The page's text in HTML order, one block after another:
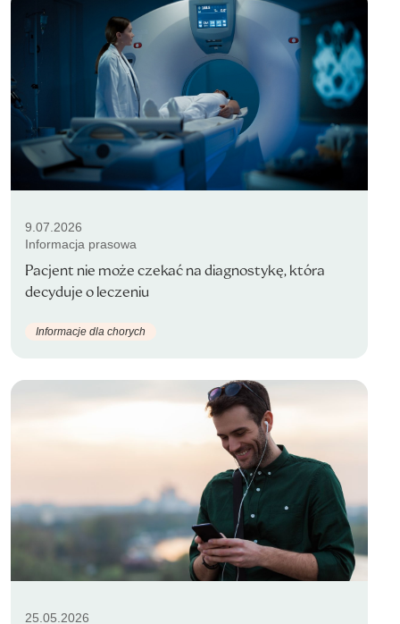
9.07.2026
Informacja prasowa
Pacjent nie może czekać na diagnostykę, która
decyduje o leczeniu
Informacje dla chorych
25.05.2026